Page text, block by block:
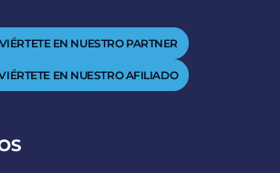
EN NUESTRO PARTNER
EN NUESTRO AFILIADO